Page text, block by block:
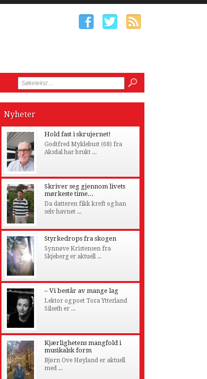
Nyheter
Hold fast i skrujernet!
Godtfred Myklebust (68) fra
Aksdal har brukt ...
Skriver seg gjennom livets
mørkeste time...
Da datteren fikk kreft og han
selv havnet ...
Styrkedrops fra skogen
Synnøve Kristensen fra
Skjeberg er aktuell ...
– Vi består av mange lag
Lektor og poet Tora Ytterland
Silseth er ...
Kjærlighetens mangfold i
musikalsk form
Bjørn Ove Høyland er aktuell
med ...